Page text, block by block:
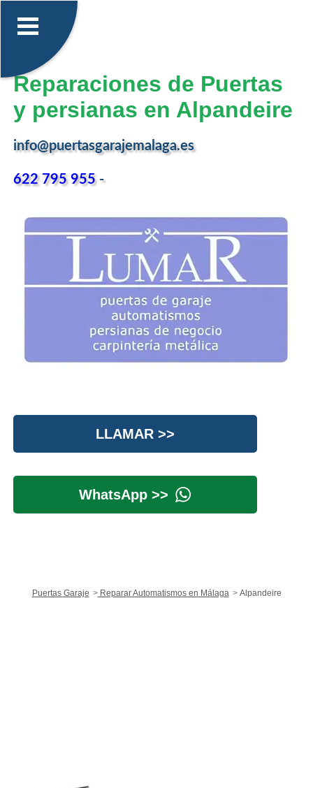
Reparaciones de Puertas
y persianas en Alpandeire
info@puertasgarajemalaga.es
622 795 955-
LLAMAR >>
WhatsApp >>
Puertas Garaje Reparar Automatismos en Málaga Alpandeire